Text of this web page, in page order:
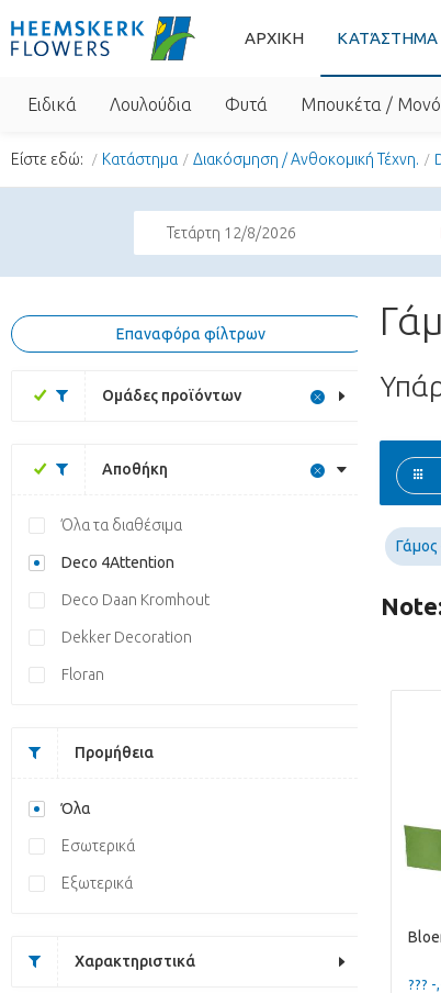
ΑΡΧΙΚΗ ΚΑΤΆΣΤΗΜΑ
Ειδικά Λουλούδια Φυτά Μπουκέτα /
Είστε εδώ: Κατάστημα Διακόσμηση / Ανθοκομική Τέχνη.
Τετάρτη 12/8/2026
Επαναφόρα φίλτρων
Ομάδες προϊόντων
Αποθήκη
Όλα τα διαθέσιμα
Deco 4Attention
Deco Daan Kromhout
Dekker Decoration
Floran
Προμήθεια
Όλα
Εσωτερικά
Εξωτερικά
Χαρακτηριστικά
Γάμος
??? -